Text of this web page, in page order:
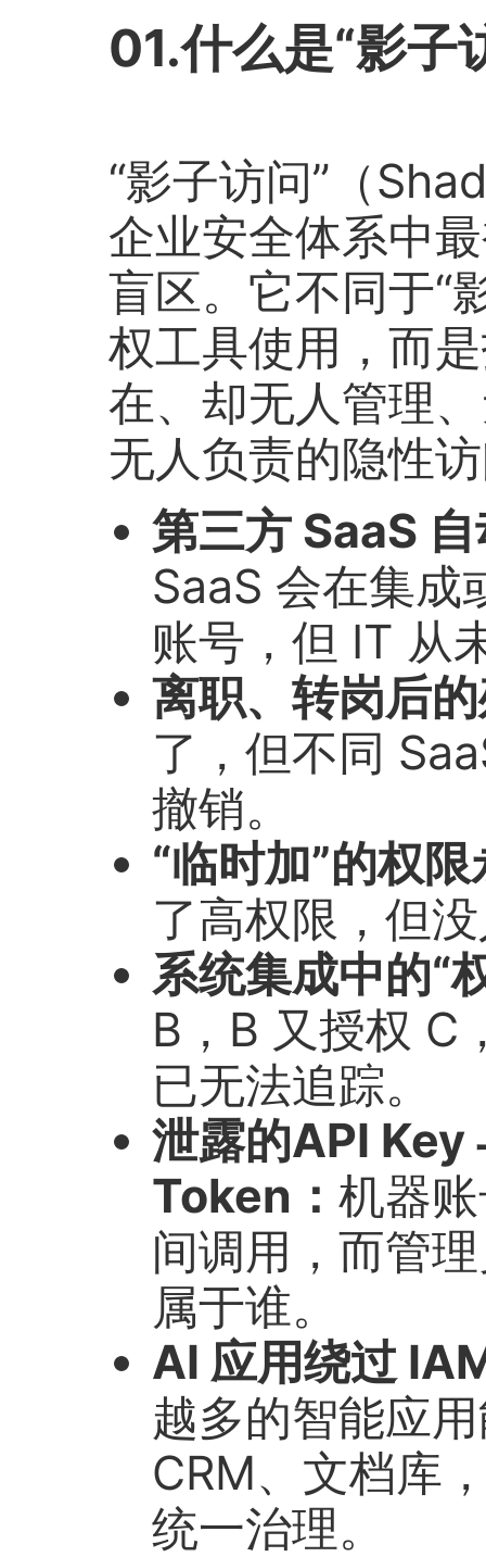
01.什么是“影子
“影子访问”（
企业安全体系中
盲区。它不同于“
权工具使用，而
在、却无人管理
无人负责的隐性
第三方 SaaS
SaaS 会在集成
账号，但 IT 从
离职、转岗后
了，但不同
撤销。
“临时加”的权
了高权限，但
系统集成中的“
B，B 又授权 C
已无法追踪。
泄露的API Key
Token： 机器
间调用，而管
属于谁。
AI 应用绕过
越多的智能应
CRM、文档库
统一治理。